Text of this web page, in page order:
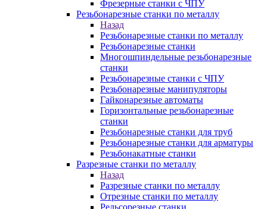
Фрезерные станки с ЧПУ
Резьбонарезные станки по металлу
Назад
Резьбонарезные станки по металлу
Резьбонарезные станки
Многошпиндельные резьбонарезные
станки
Резьбонарезные станки с ЧПУ
Резьбонарезные манипуляторы
Гайконарезные автоматы
Горизонтальные резьбонарезные
станки
Резьбонарезные станки для труб
Резьбонарезные станки для арматуры
Резьбонакатные станки
Разрезные станки по металлу
Назад
Разрезные станки по металлу
Отрезные станки по металлу
Рельсорезные станки